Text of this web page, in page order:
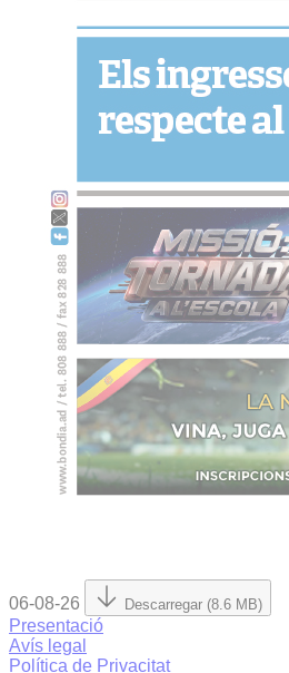
06-08-26 Descarregar (8.6 MB)
Presentació
Avís legal
Política de Privacitat